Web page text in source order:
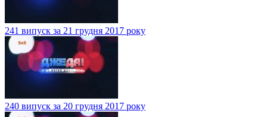
241 випуск за 21 грудня 2017 року
240 випуск за 20 грудня 2017 року